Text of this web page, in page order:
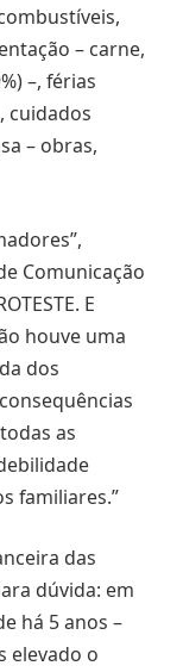
– carne,
–, férias
cuidados
– obras,
Comunicação
E
houve uma
dos
as
familiares.”
das
dúvida: em
há 5 anos –
elevado o